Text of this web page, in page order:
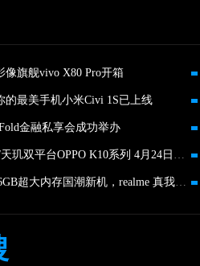
像旗舰vivo X80 Pro开箱
的最美手机小米Civi 1S已上线
金融私享会成功举办
硬核少年新升级 骁龙/天玑双平台OPPO K10系列 4月24日发布
1699元起！ 12GB+256GB超大内存国潮新机，realme 真我V23热销